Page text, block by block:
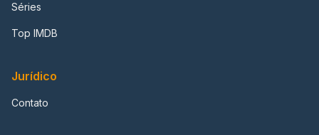
Séries
Top IMDB
Jurídico
Contato